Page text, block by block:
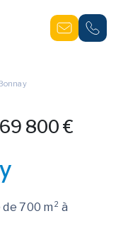
800 €
700 m² à